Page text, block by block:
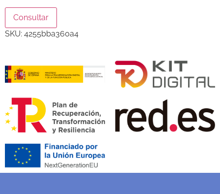
Consultar
SKU: 4255bba360a4